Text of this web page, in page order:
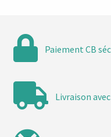
Paiement CB
Livraison